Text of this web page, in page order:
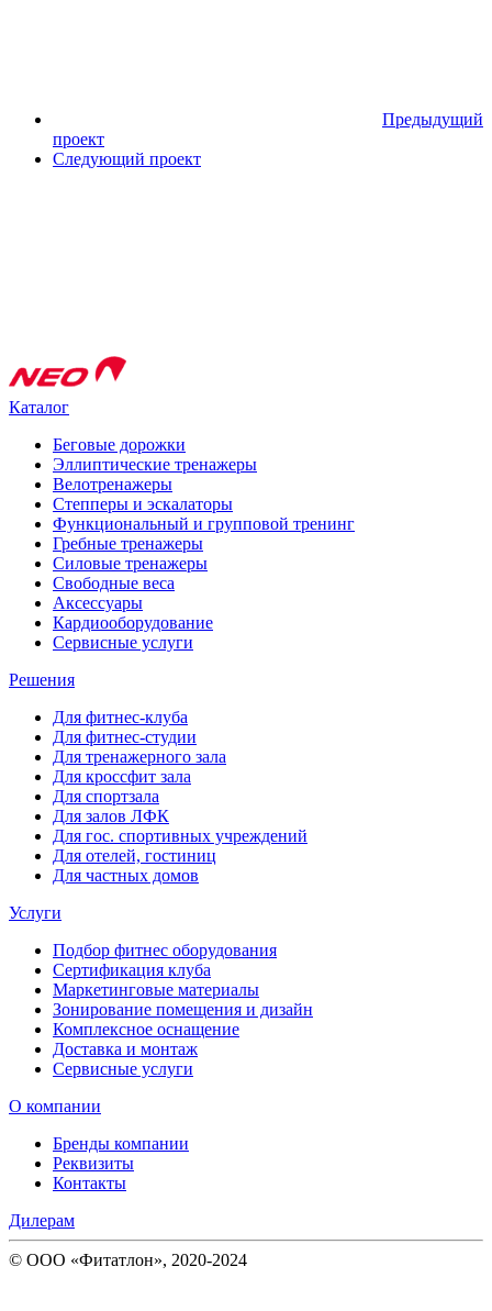
Предыдущий
проект
Следующий проект
Каталог
Беговые дорожки
Эллиптические тренажеры
Велотренажеры
Степперы и эскалаторы
Функциональный и групповой тренинг
Гребные тренажеры
Силовые тренажеры
Свободные веса
Аксессуары
Кардиооборудование
Сервисные услуги
Решения
Для фитнес-клуба
Для фитнес-студии
Для тренажерного зала
Для кроссфит зала
Для спортзала
Для залов ЛФК
Для гос. спортивных учреждений
Для отелей, гостиниц
Для частных домов
Услуги
Подбор фитнес оборудования
Сертификация клуба
Маркетинговые материалы
Зонирование помещения и дизайн
Комплексное оснащение
Доставка и монтаж
Сервисные услуги
О компании
Бренды компании
Реквизиты
Контакты
Дилерам
© ООО «Фитатлон», 2020-2024